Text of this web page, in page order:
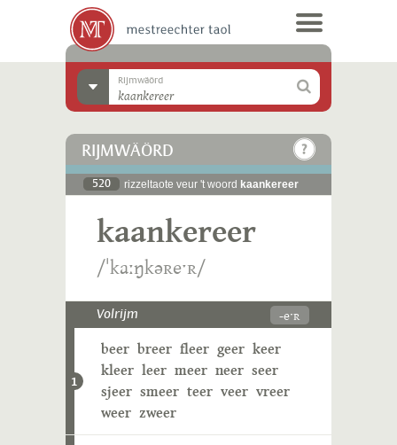
Rijmwäörd
RIJMWÄÖRD
520 rizzeltaote veur 't woord kaankereer
kaankereer
/ˈkaːŋkəʀeˑʀ/
Volrijm -eˑʀ
1
beer breer fleer geer keer
kleer leer meer neer seer
sjeer smeer teer veer vreer
weer zweer